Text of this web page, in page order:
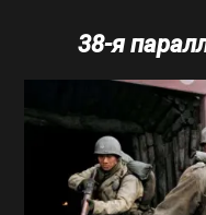
38-я